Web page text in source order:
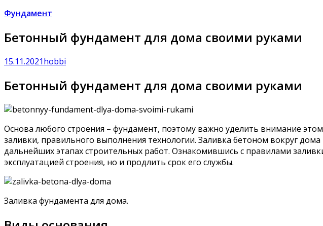
Фундамент
Бетонный фундамент для дома своими руками
15.11.2021hobbi
Бетонный фундамент для дома своими руками
Основа любого строения – фундамент, поэтому важно уделить внимание
заливки, правильного выполнения технологии. Заливка бетоном вокруг
дальнейших этапах строительных работ. Ознакомившись с правилами
эксплуатацией строения, но и продлить срок его службы.
Заливка фундамента для дома.